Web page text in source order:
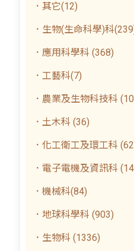
．其它(12)
．生物(生命科學)科
．應用科學科 (368)
．工藝科(7)
．農業及生物科技科
．土木科 (36)
．化工衛工及環工科
．電子電機及資訊科
．機械科(84)
．地球科學科 (903)
．生物科 (1336)